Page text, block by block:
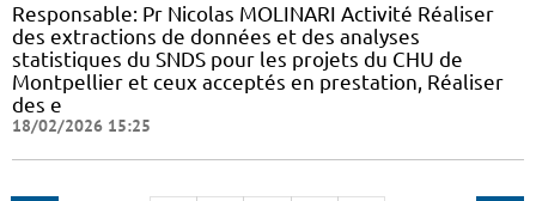
Responsable: Pr Nicolas MOLINARI Activité Réaliser
des extractions de données et des analyses
statistiques du SNDS pour les projets du CHU de
Montpellier et ceux acceptés en prestation, Réaliser
des e
18/02/2026 15:25